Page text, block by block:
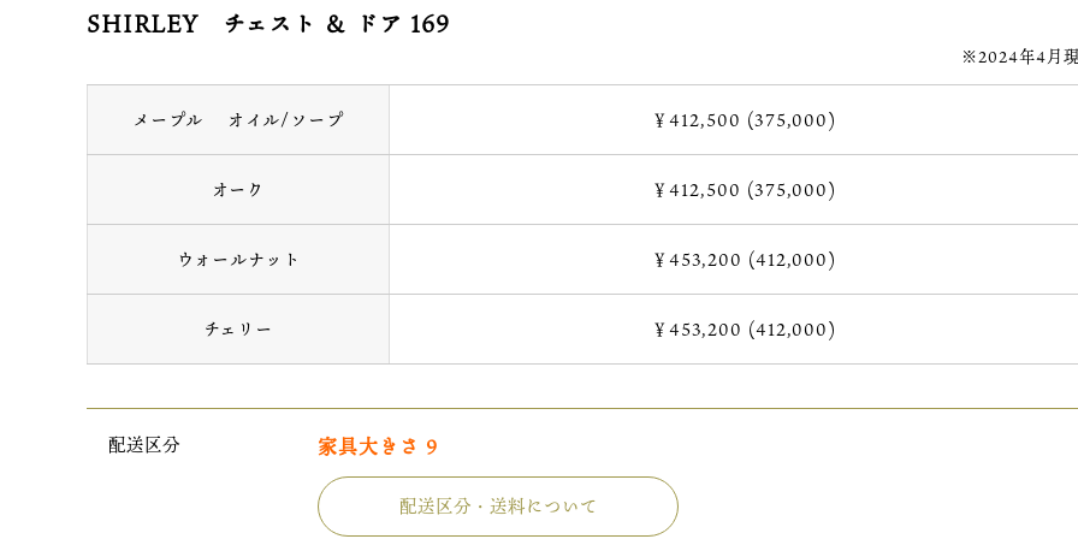
SHIRLEY チェスト ＆ ドア 169
※2024年4月
メープル オイル/ソープ ￥412,500 (375,000)
オーク ￥412,500 (375,000)
ウォールナット ￥453,200 (412,000)
チェリー ￥453,200 (412,000)
配送区分 家具大きさ 9
配送区分・送料について